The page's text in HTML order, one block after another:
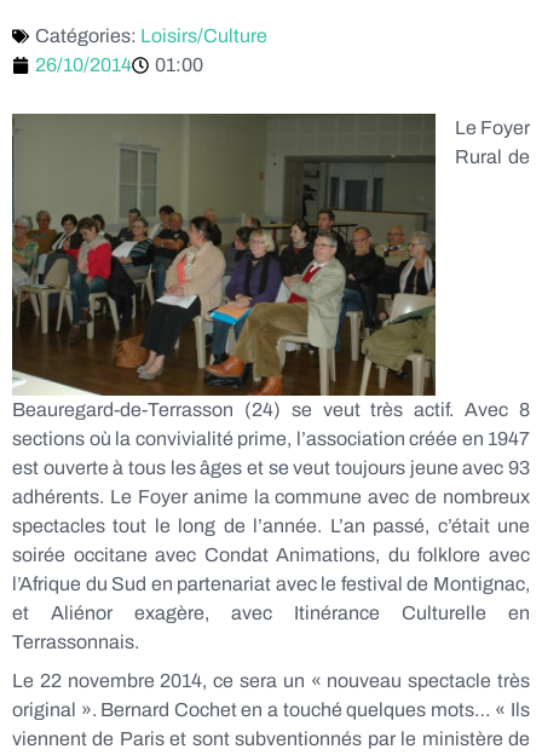
Catégories: Loisirs/Culture
26/10/2014
01:00
Le Foyer
Rural de
Beauregard-de-Terrasson (24) se veut très actif. Avec 8
sections où la convivialité prime, l’association créée en 1947
est ouverte à tous les âges et se veut toujours jeune avec 93
adhérents. Le Foyer anime la commune avec de nombreux
spectacles tout le long de l’année. L’an passé, c’était une
soirée occitane avec Condat Animations, du folklore avec
l’Afrique du Sud en partenariat avec le festival de Montignac,
et Aliénor exagère, avec Itinérance Culturelle en
Terrassonnais.
Le 22 novembre 2014, ce sera un « nouveau spectacle très
original ». Bernard Cochet en a touché quelques mots… « Ils
viennent de Paris et sont subventionnés par le ministère de